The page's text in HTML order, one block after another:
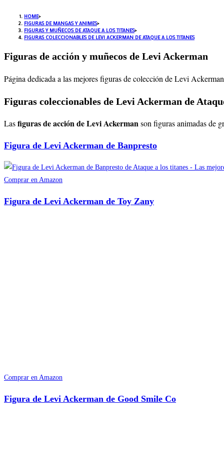
HOME>
FIGURAS DE MANGAS Y ANIMES>
FIGURAS Y MUÑECOS DE ATAQUE A LOS TITANES>
FIGURAS COLECCIONABLES DE LEVI ACKERMAN DE ATAQUE A LOS TITANES
Figuras de acción y muñecos de Levi Ackerman
Página dedicada a las mejores figuras de colección de Levi
Figuras coleccionables de Levi Ackerman de
Lasfiguras de acción de Levi Ackermanson figuras animadas de
Figura de Levi Ackerman de Banpresto
Comprar en Amazon
Figura de Levi Ackerman de Toy Zany
Comprar en Amazon
Figura de Levi Ackerman de Good Smile Co